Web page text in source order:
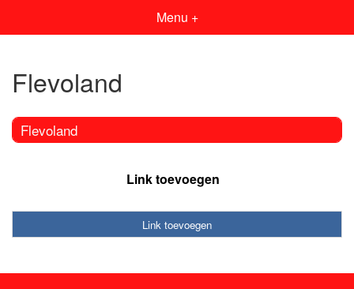
Menu +
Flevoland
Flevoland
Link toevoegen
Link toevoegen